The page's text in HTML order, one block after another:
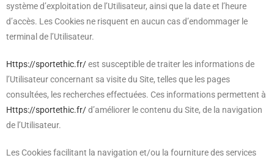
système d’exploitation de l’Utilisateur, ainsi que la date et l’heure
d’accès. Les Cookies ne risquent en aucun cas d’endommager le
terminal de l’Utilisateur.
Https://sportethic.fr/est susceptible de traiter les informations de
l’Utilisateur concernant sa visite du Site, telles que les pages
consultées, les recherches effectuées. Ces informations permettent à
Https://sportethic.fr/d’améliorer le contenu du Site, de la navigation
de l’Utilisateur.
Les Cookies facilitant la navigation et/ou la fourniture des services